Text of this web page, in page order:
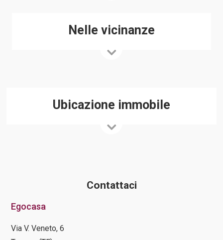
Nelle vicinanze
Ubicazione immobile
Contattaci
Egocasa
Via V. Veneto, 6